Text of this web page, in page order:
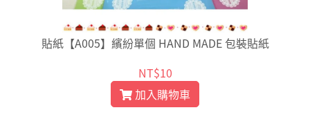
貼紙【A005】繽紛單個 HAND MADE 包裝貼紙
NT$10
加入購物車